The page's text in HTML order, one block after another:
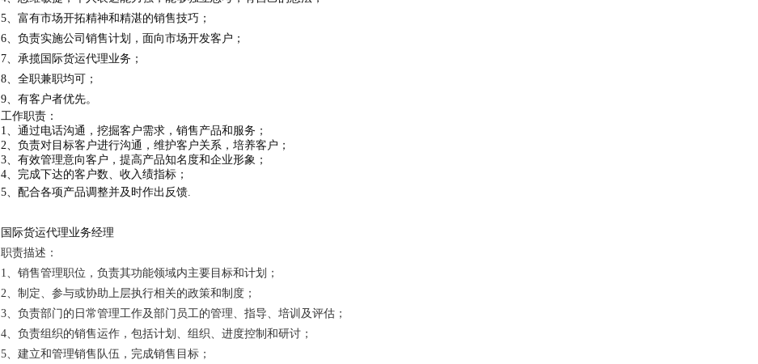
5、富有市场开拓精神和精湛的销售技巧；
6、负责实施公司销售计划，面向市场开发客户；
7、承揽国际货运代理业务；
8、全职兼职均可；
9、有客户者优先。
工作职责：
1、通过电话沟通，挖掘客户需求，销售产品和服务；
2、负责对目标客户进行沟通，维护客户关系，培养客户；
3、有效管理意向客户，提高产品知名度和企业形象；
4、完成下达的客户数、收入绩指标；
5、配合各项产品调整并及时作出反馈.
国际货运代理业务经理
职责描述：
1、销售管理职位，负责其功能领域内主要目标和计划；
2、制定、参与或协助上层执行相关的政策和制度；
3、负责部门的日常管理工作及部门员工的管理、指导、培训及评估；
4、负责组织的销售运作，包括计划、组织、进度控制和研讨；
5、建立和管理销售队伍，完成销售目标；